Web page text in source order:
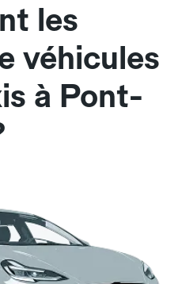
les
véhicules
à Pont-